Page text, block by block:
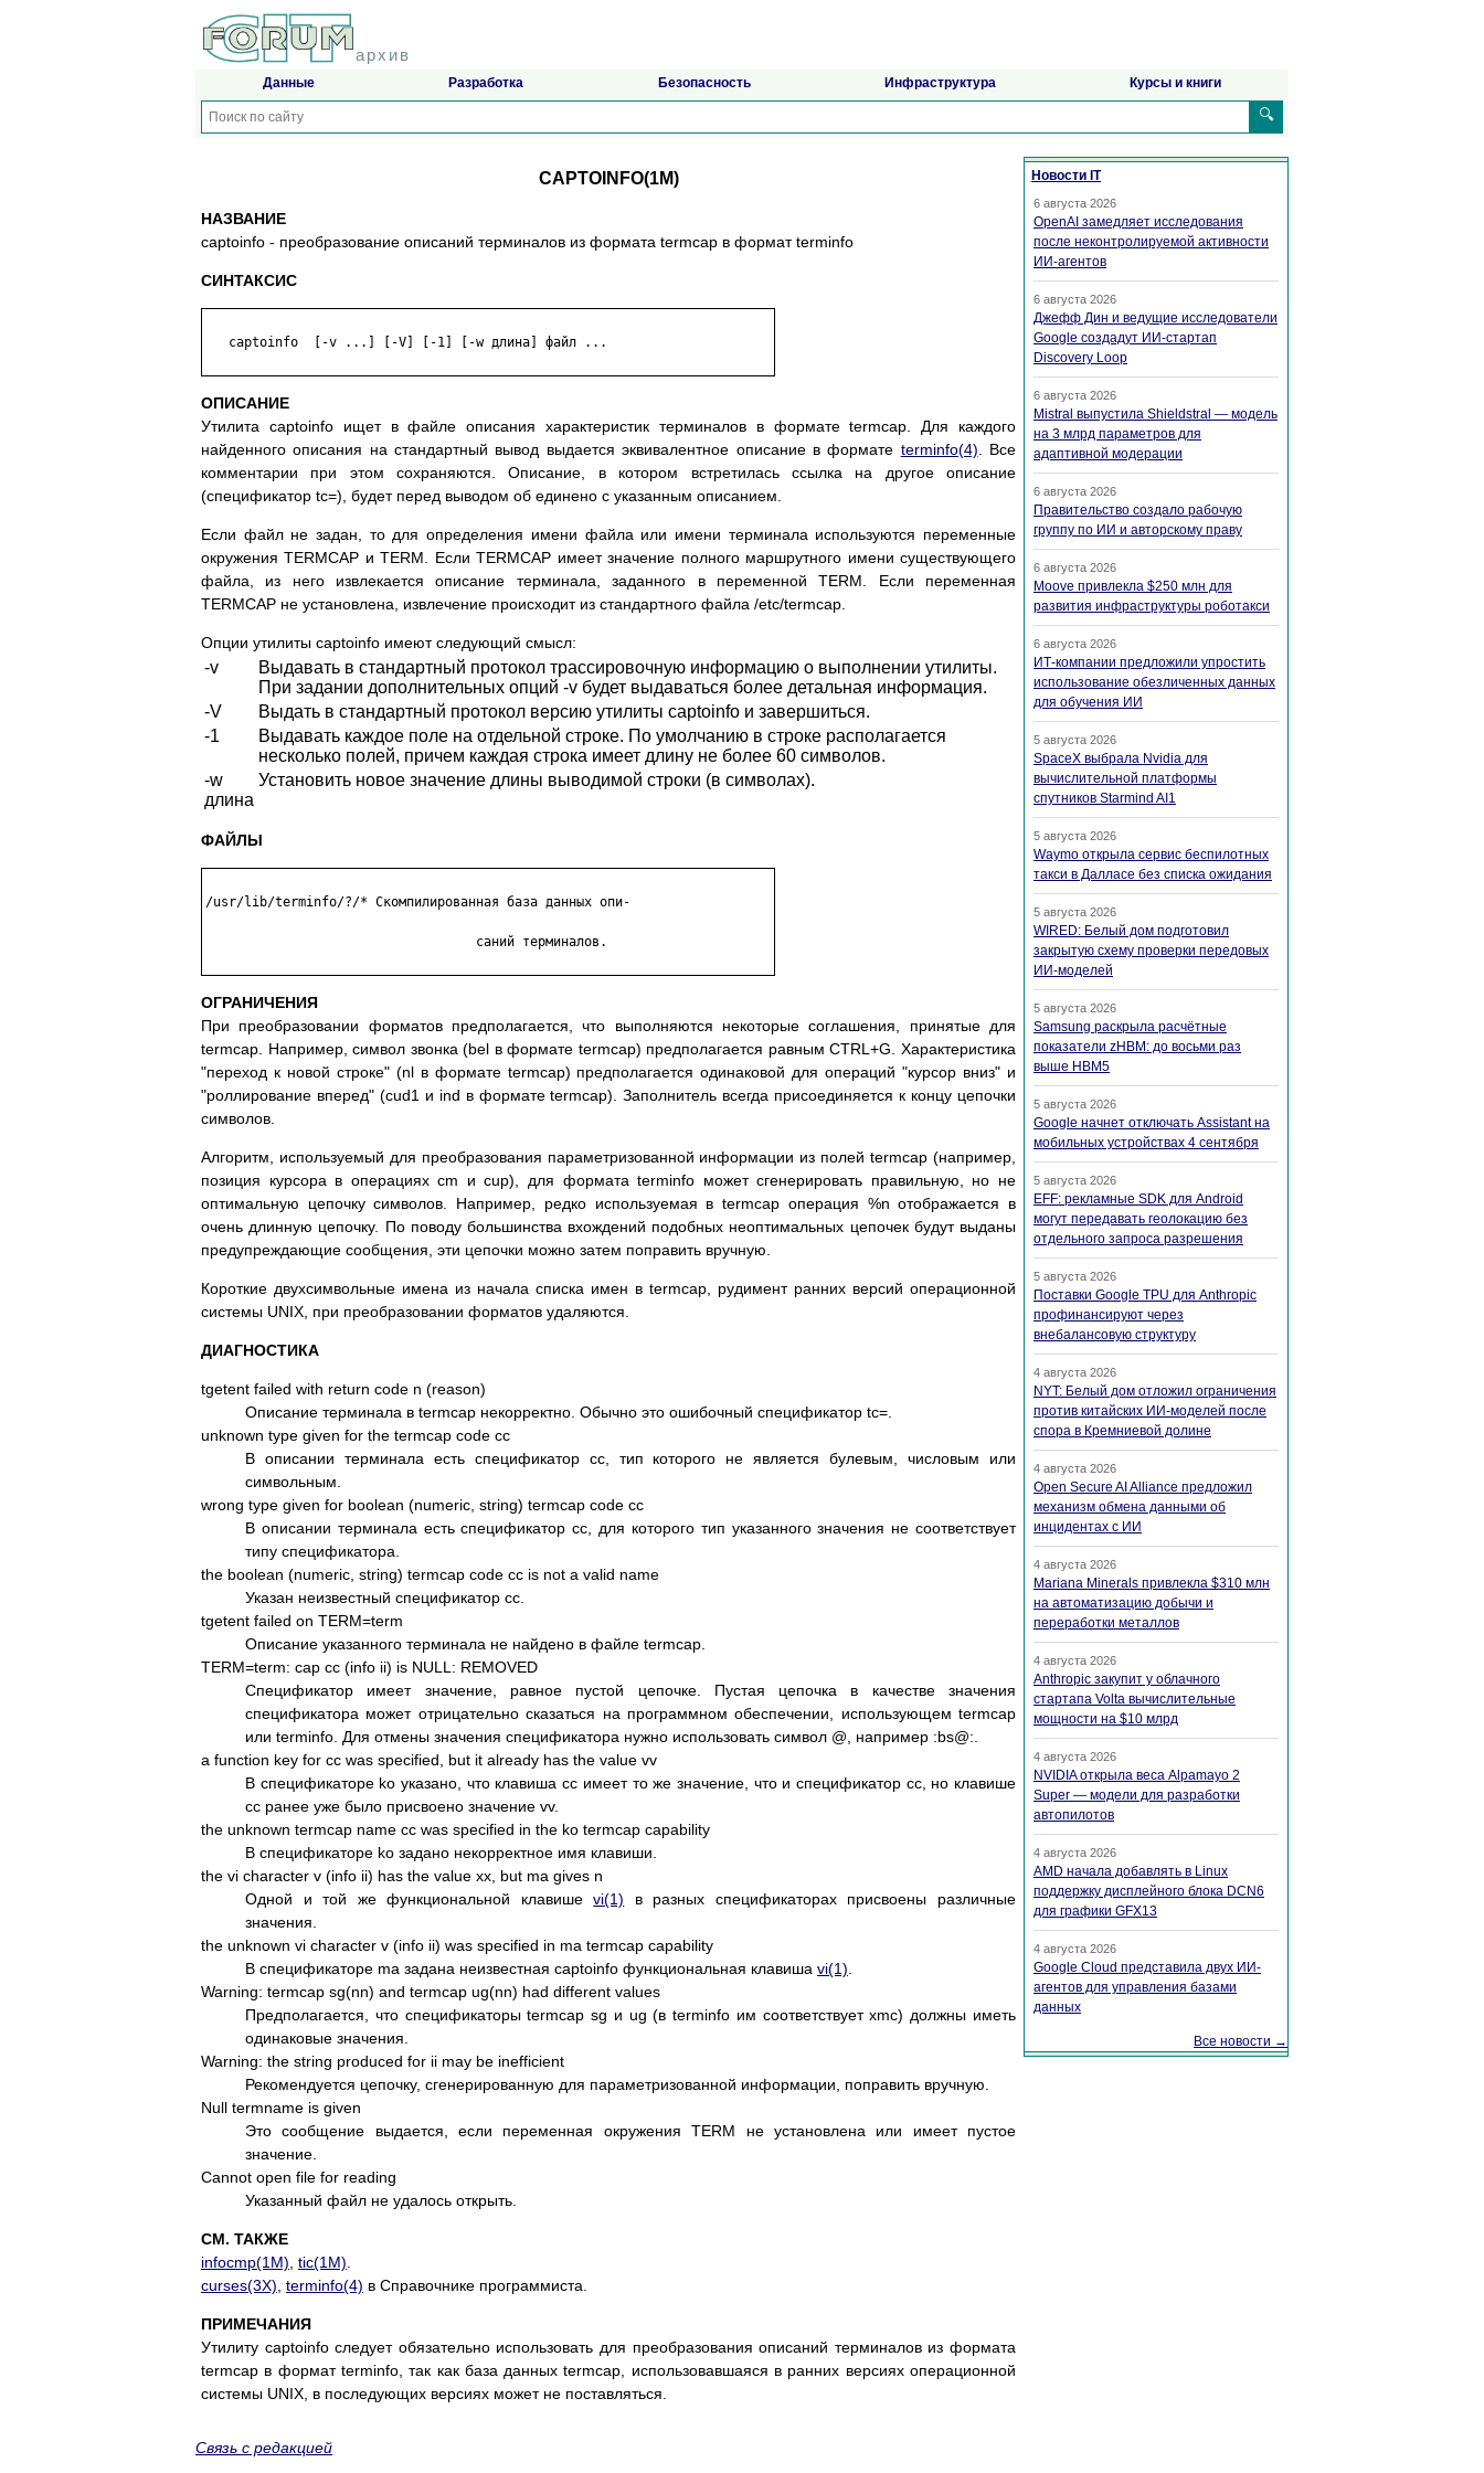
архив
Данные Разработка Безопасность Инфраструктура Курсы и книги
🔍
CAPTOINFO(1M)
НАЗВАНИЕ
captoinfo - преобразование описаний терминалов из формата termcap в формат terminfo
СИНТАКСИС
   captoinfo  [-v ...] [-V] [-1] [-w длина] файл ...
ОПИСАНИЕ
Утилита captoinfo ищет в файле описания характеристик терминалов в формате termcap. Для каждого
найденного описания на стандартный вывод выдается эквивалентное описание в формате terminfo(4) . Все
комментарии при этом сохраняются. Описание, в котором встретилась ссылка на другое описание
(спецификатор tc=), будет перед выводом об единено с указанным описанием.
Если файл не задан, то для определения имени файла или имени терминала используются переменные
окружения TERMCAP и TERM. Если TERMCAP имеет значение полного маршрутного имени существующего
файла, из него извлекается описание терминала, заданного в переменной TERM. Если переменная
TERMCAP не установлена, извлечение происходит из стандартного файла /etc/termcap.
Опции утилиты captoinfo имеют следующий смысл:
-v
Выдавать в стандартный протокол трассировочную информацию о выполнении утилиты.
При задании дополнительных опций -v будет выдаваться более детальная информация.
-V
Выдать в стандартный протокол версию утилиты captoinfo и завершиться.
-1
Выдавать каждое поле на отдельной строке. По умолчанию в строке располагается
несколько полей, причем каждая строка имеет длину не более 60 символов.
-w
длина
Установить новое значение длины выводимой строки (в символах).
ФАЙЛЫ
/usr/lib/terminfo/?/* Скомпилированная база данных опи-
                                   саний терминалов.
ОГРАНИЧЕНИЯ
При преобразовании форматов предполагается, что выполняются некоторые соглашения, принятые для
termcap. Например, символ звонка (bel в формате termcap) предполагается равным CTRL+G. Характеристика
"переход к новой строке" (nl в формате termcap) предполагается одинаковой для операций "курсор вниз" и
"роллирование вперед" (cud1 и ind в формате termcap). Заполнитель всегда присоединяется к концу цепочки
символов.
Алгоритм, используемый для преобразования параметризованной информации из полей termcap (например,
позиция курсора в операциях cm и cup), для формата terminfo может сгенерировать правильную, но не
оптимальную цепочку символов. Например, редко используемая в termcap операция %n отображается в
очень длинную цепочку. По поводу большинства вхождений подобных неоптимальных цепочек будут выданы
предупреждающие сообщения, эти цепочки можно затем поправить вручную.
Короткие двухсимвольные имена из начала списка имен в termcap, рудимент ранних версий операционной
системы UNIX, при преобразовании форматов удаляются.
ДИАГНОСТИКА
tgetent failed with return code n (reason)
Описание терминала в termcap некорректно. Обычно это ошибочный спецификатор tc=.
unknown type given for the termcap code cc
В описании терминала есть спецификатор cc, тип которого не является булевым, числовым или
символьным.
wrong type given for boolean (numeric, string) termcap code cc
В описании терминала есть спецификатор cc, для которого тип указанного значения не соответствует
типу спецификатора.
the boolean (numeric, string) termcap code cc is not a valid name
Указан неизвестный спецификатор cc.
tgetent failed on TERM=term
Описание указанного терминала не найдено в файле termcap.
TERM=term: cap cc (info ii) is NULL: REMOVED
Спецификатор имеет значение, равное пустой цепочке. Пустая цепочка в качестве значения
спецификатора может отрицательно сказаться на программном обеспечении, использующем termcap
или terminfo. Для отмены значения спецификатора нужно использовать символ @, например :bs@:.
a function key for cc was specified, but it already has the value vv
В спецификаторе ko указано, что клавиша cc имеет то же значение, что и спецификатор cc, но клавише
cc ранее уже было присвоено значение vv.
the unknown termcap name cc was specified in the ko termcap capability
В спецификаторе ko задано некорректное имя клавиши.
the vi character v (info ii) has the value xx, but ma gives n
Одной и той же функциональной клавишеvi(1) в разных спецификаторах присвоены различные
значения.
the unknown vi character v (info ii) was specified in ma termcap capability
В спецификаторе ma задана неизвестная captoinfo функциональная клавиша vi(1)
Warning: termcap sg(nn) and termcap ug(nn) had different values
Предполагается, что спецификаторы termcap sg и ug (в terminfo им соответствует xmc) должны иметь
одинаковые значения.
Warning: the string produced for ii may be inefficient
Рекомендуется цепочку, сгенерированную для параметризованной информации, поправить вручную.
Null termname is given
Это сообщение выдается, если переменная окружения TERM не установлена или имеет пустое
значение.
Cannot open file for reading
Указанный файл не удалось открыть.
СМ. ТАКЖЕ
infocmp(1M) tic(1M)
curses(3X) terminfo(4) в Справочнике программиста.
ПРИМЕЧАНИЯ
Утилиту captoinfo следует обязательно использовать для преобразования описаний терминалов из формата
termcap в формат terminfo, так как база данных termcap, использовавшаяся в ранних версиях операционной
системы UNIX, в последующих версиях может не поставляться.
Новости IT
6 августа 2026
OpenAI замедляет исследования
после неконтролируемой активности
ИИ-агентов
6 августа 2026
Джефф Дин и ведущие исследователи
Google создадут ИИ-стартап
Discovery Loop
6 августа 2026
Mistral выпустила Shieldstral — модель
на 3 млрд параметров для
адаптивной модерации
6 августа 2026
Правительство создало рабочую
группу по ИИ и авторскому праву
6 августа 2026
Moove привлекла $250 млн для
развития инфраструктуры роботакси
6 августа 2026
ИТ-компании предложили упростить
использование обезличенных данных
для обучения ИИ
5 августа 2026
SpaceX выбрала Nvidia для
вычислительной платформы
спутников Starmind AI1
5 августа 2026
Waymo открыла сервис беспилотных
такси в Далласе без списка ожидания
5 августа 2026
WIRED: Белый дом подготовил
закрытую схему проверки передовых
ИИ-моделей
5 августа 2026
Samsung раскрыла расчётные
показатели zHBM: до восьми раз
выше HBM5
5 августа 2026
Google начнет отключать Assistant на
мобильных устройствах 4 сентября
5 августа 2026
EFF: рекламные SDK для Android
могут передавать геолокацию без
отдельного запроса разрешения
5 августа 2026
Поставки Google TPU для Anthropic
профинансируют через
внебалансовую структуру
4 августа 2026
NYT: Белый дом отложил ограничения
против китайских ИИ-моделей после
спора в Кремниевой долине
4 августа 2026
Open Secure AI Alliance предложил
механизм обмена данными об
инцидентах с ИИ
4 августа 2026
Mariana Minerals привлекла $310 млн
на автоматизацию добычи и
переработки металлов
4 августа 2026
Anthropic закупит у облачного
стартапа Volta вычислительные
мощности на $10 млрд
4 августа 2026
NVIDIA открыла веса Alpamayo 2
Super — модели для разработки
автопилотов
4 августа 2026
AMD начала добавлять в Linux
поддержку дисплейного блока DCN6
для графики GFX13
4 августа 2026
Google Cloud представила двух ИИ-
агентов для управления базами
данных
Все новости →
Связь с редакцией